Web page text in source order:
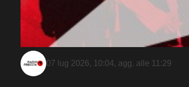
07 lug 2026, 10:04, agg. alle 11:29